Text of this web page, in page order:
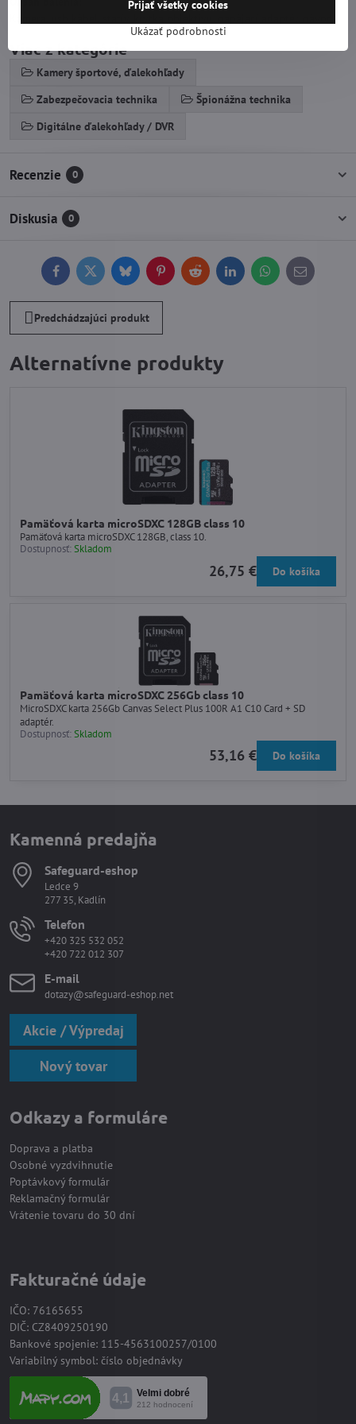
Viac z kategórie
Kamery športové, ďalekohľady
Zabezpečovacia technika
Špionážna technika
Digitálne ďalekohľady / DVR
Recenzie 0
Diskusia 0
FacebookTwitterBlueskyPinterestReddit LinkedInWhatsApp
E-
mail
Predchádzajúci produkt
Alternatívne produkty
Pamäťová karta microSDXC 128GB class 10
Pamäťová karta microSDXC 128GB, class 10.
Dostupnosť:Skladom
26,75 € Do košíka
Pamäťová karta microSDXC 256Gb class 10
MicroSDXC karta 256Gb Canvas Select Plus 100R A1 C10 Card + SD
adaptér.
Dostupnosť:Skladom
53,16 € Do košíka
Kamenná predajňa
Safeguard-eshop
Ledce 9
277 35, Kadlín
Telefon
+420 325 532 052
+420 722 012 307
E-mail
dotazy@safeguard-eshop.net
Akcie / Výpredaj
Nový tovar
Odkazy a formuláre
Doprava a platba
Osobné vyzdvihnutie
Poptávkový formulár
Reklamačný formulár
Vrátenie tovaru do 30 dní
Fakturačné údaje
IČO: 76165655
DIČ: CZ8409250190
Bankové spojenie: 115-4563100257/0100
Variabilný symbol: číslo objednávky
Ukázať podrobnosti
Prijať všetky cookies